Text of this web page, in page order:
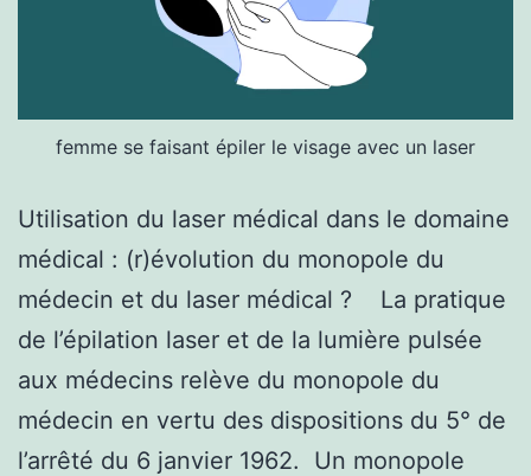
femme se faisant épiler le visage avec un laser
Utilisation du laser médical dans le domaine
médical : (r)évolution du monopole du
médecin et du laser médical ? La pratique
de l’épilation laser et de la lumière pulsée
aux médecins relève du monopole du
médecin en vertu des dispositions du 5° de
l’arrêté du 6 janvier 1962. Un monopole